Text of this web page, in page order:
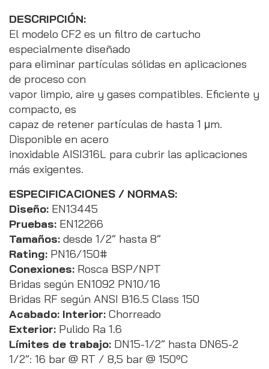
DESCRIPCIÓN:
El modelo CF2 es un filtro de cartucho
especialmente diseñado
para eliminar partículas sólidas en aplicaciones
de proceso con
vapor limpio, aire y gases compatibles. Eficiente y
compacto, es
capaz de retener partículas de hasta 1 μm.
Disponible en acero
inoxidable AISI316L para cubrir las aplicaciones
más exigentes.
ESPECIFICACIONES / NORMAS:
Diseño: EN13445
Pruebas: EN12266
Tamaños: desde 1/2” hasta 8”
Rating: PN16/150#
Conexiones: Rosca BSP/NPT
Bridas según EN1092 PN10/16
Bridas RF según ANSI B16.5 Class 150
Acabado: Interior: Chorreado
Exterior: Pulido Ra 1.6
Límites de trabajo: DN15-1/2” hasta DN65-2
1/2”: 16 bar @ RT / 8,5 bar @ 150ºC